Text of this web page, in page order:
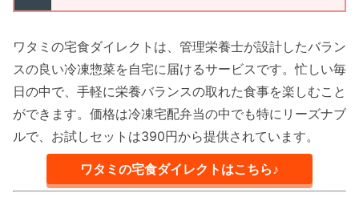
ワタミの宅食ダイレクトは、管理栄養士が設計したバラン
スの良い冷凍惣菜を自宅に届けるサービスです。忙しい毎
日の中で、手軽に栄養バランスの取れた食事を楽しむこと
ができます。価格は冷凍宅配弁当の中でも特にリーズナブ
ルで、お試しセットは390円から提供されています。
ワタミの宅食ダイレクトはこちら♪